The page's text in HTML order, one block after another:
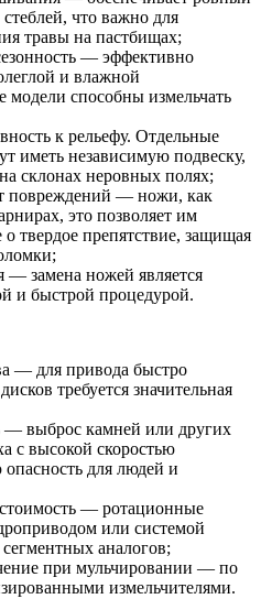
что важно для
травы на пастбищах;
— эффективно
и влажной
модели способны измельчать
к рельефу. Отдельные
иметь независимую подвеску,
склонах неровных полях;
повреждений — ножи, как
это позволяет им
о твердое препятствие, защищая
— замена ножей является
и быстрой процедурой.
— для привода быстро
требуется значительная
выброс камней или других
с высокой скоростью
опасность для людей и
— ротационные
или системой
аналогов;
при мульчировании — по
измельчителями.